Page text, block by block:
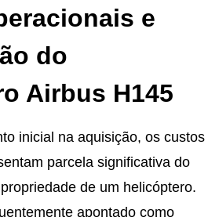
e
do
Airbus H145
inicial na aquisição, os custos
parcela significativa do
de um helicóptero.
apontado como